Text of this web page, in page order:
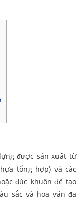
được sản xuất từ
tổng hợp) và các
đúc khuôn để tạo
sắc và hoa văn đa